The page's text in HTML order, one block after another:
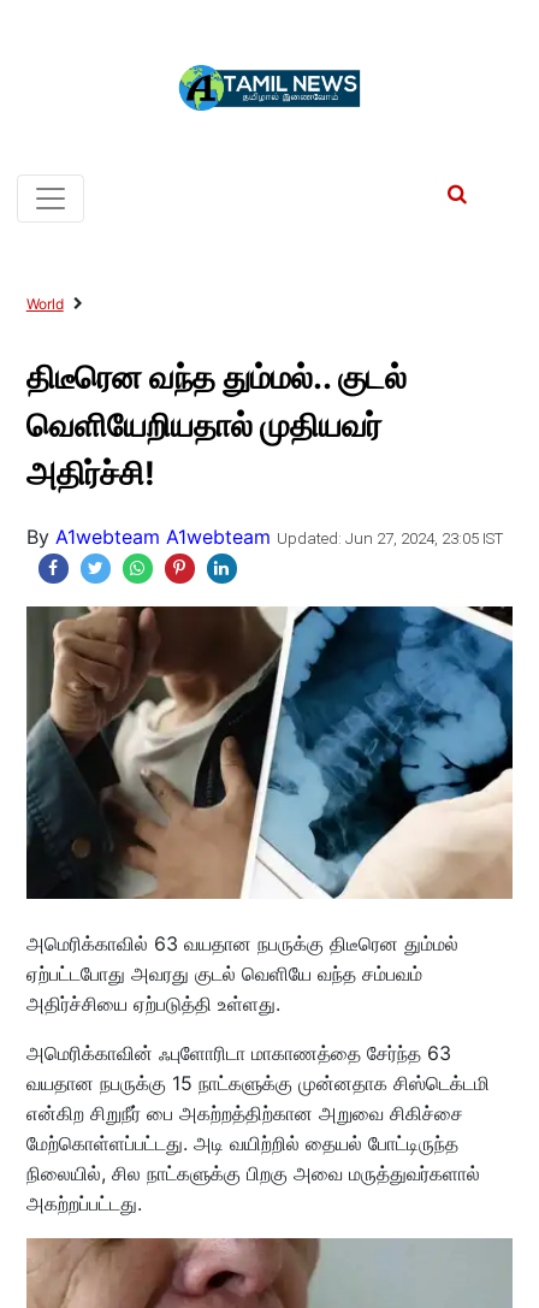
World
திடீரென வந்த தும்மல்.. குடல்
வெளியேறியதால் முதியவர்
அதிர்ச்சி!
By A1webteam A1webteam Updated: Jun 27, 2024, 23:05 IST
அமெரிக்காவில் 63 வயதான நபருக்கு திடீரென தும்மல்
ஏற்பட்டபோது அவரது குடல் வெளியே வந்த சம்பவம்
அதிர்ச்சியை ஏற்படுத்தி உள்ளது.
அமெரிக்காவின் ஃபுளோரிடா மாகாணத்தை சேர்ந்த 63
வயதான நபருக்கு 15 நாட்களுக்கு முன்னதாக சிஸ்டெக்டமி
என்கிற சிறுநீர் பை அகற்றத்திற்கான அறுவை சிகிச்சை
மேற்கொள்ளப்பட்டது. அடி வயிற்றில் தையல் போட்டிருந்த
நிலையில், சில நாட்களுக்கு பிறகு அவை மருத்துவர்களால்
அகற்றப்பட்டது.